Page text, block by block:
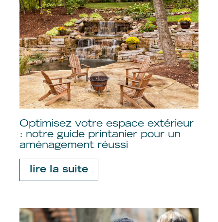
Optimisez votre espace extérieur
: notre guide printanier pour un
aménagement réussi
lire la suite